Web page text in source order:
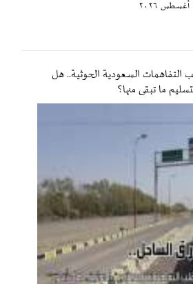
السعودية الحوثية.. هل
ما تبقى منها؟